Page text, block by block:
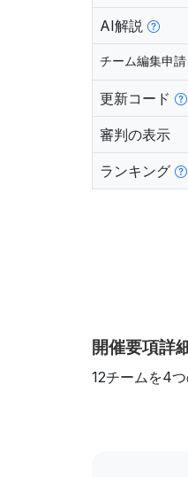
AI解説
チーム編集申請
更新コード
審判の表示
ランキング
開催要項詳
12チームを4